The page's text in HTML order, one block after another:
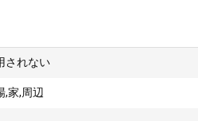
されない
,家,周辺